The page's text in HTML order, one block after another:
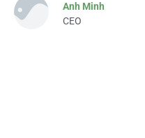
Anh Minh
CEO